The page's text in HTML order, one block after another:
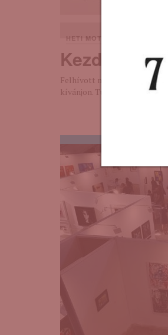
HETI MOTIVÁCIÓ
Kezdd az új
Felhívott ma egy közel
kívánjon. Tudjátok, mit ...